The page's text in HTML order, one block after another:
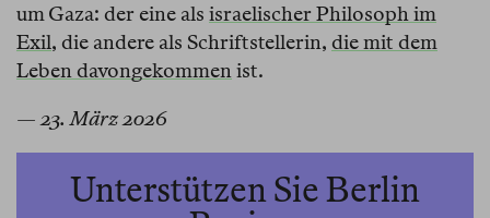
um Gaza: der eine als israelischer Philosoph im
Exil, die andere als Schriftstellerin, die mit dem
Leben davongekommen ist.
— 23. März 2026
Unterstützen Sie Berlin